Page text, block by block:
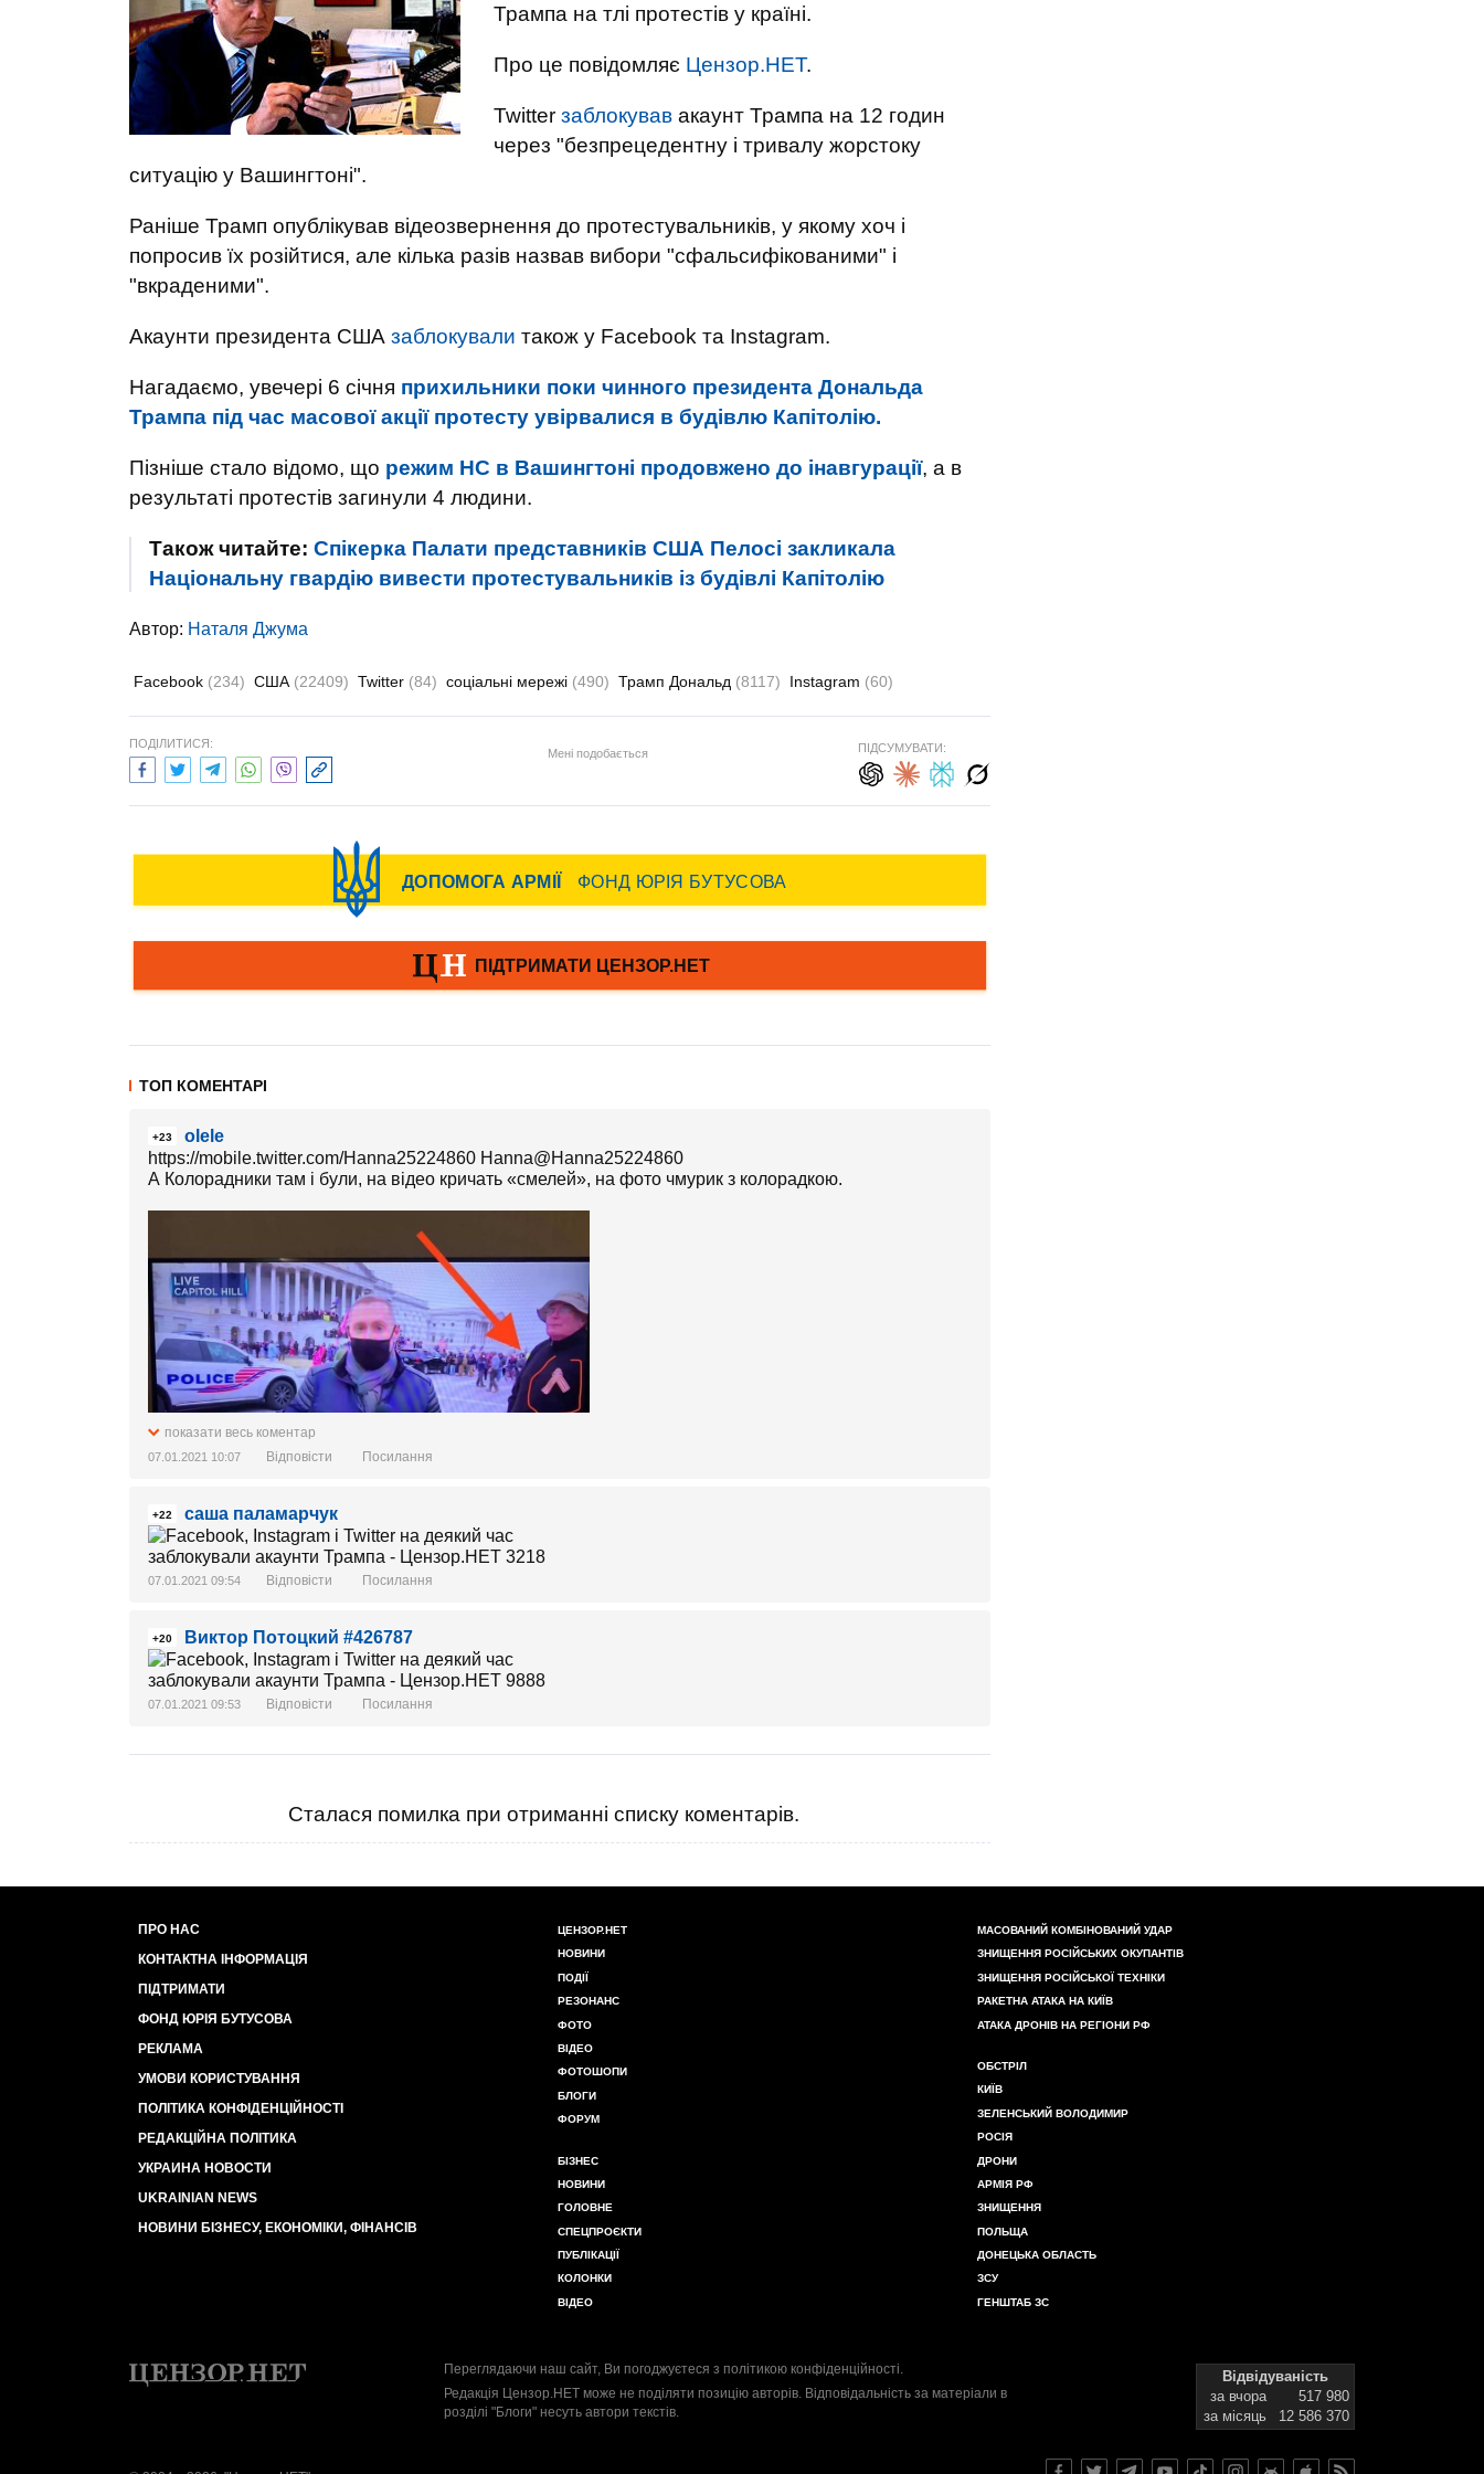
Трампа на тлі протестів у країні.
Про це повідомляє Цензор.НЕТ.
Twitter заблокував акаунт Трампа на 12 годин
через "безпрецедентну і тривалу жорстоку
ситуацію у Вашингтоні".
Раніше Трамп опублікував відеозвернення до протестувальників, у якому хоч і
попросив їх розійтися, але кілька разів назвав вибори "сфальсифікованими" і
"вкраденими".
Акаунти президента США заблокували також у Facebook та Instagram.
Нагадаємо, увечері 6 січня прихильники поки чинного президента Дональда
Трампа під час масової акції протесту увірвалися в будівлю Капітолію.
Пізніше стало відомо, що режим НС в Вашингтоні продовжено до інавгурації, а в
результаті протестів загинули 4 людини.
Також читайте: Спікерка Палати представників США Пелосі закликала
Національну гвардію вивести протестувальників із будівлі Капітолію
Автор: Наталя Джума
Facebook (234) США (22409) Twitter (84) соціальні мережі (490) Трамп Дональд (8117) Instagram (60)
ПОДІЛИТИСЯ:
Мені подобається ПІДСУМУВАТИ:
ТОП КОМЕНТАРІ
+23
olele
https://mobile.twitter.com/Hanna25224860 Hanna@Hanna25224860
А Колорадники там і були, на відео кричать «смелей», на фото чмурик з колорадкою.
показати весь коментар
07.01.2021 10:07 Відповісти Посилання
+22 саша паламарчук
07.01.2021 09:54 Відповісти Посилання
+20 Виктор Потоцкий #426787
07.01.2021 09:53 Відповісти Посилання
Сталася помилка при отриманні списку коментарів.
ПРО НАС
КОНТАКТНА ІНФОРМАЦІЯ
ПІДТРИМАТИ
ФОНД ЮРІЯ БУТУСОВА
РЕКЛАМА
УМОВИ КОРИСТУВАННЯ
ПОЛІТИКА КОНФІДЕНЦІЙНОСТІ
РЕДАКЦІЙНА ПОЛІТИКА
УКРАИНА НОВОСТИ
UKRAINIAN NEWS
НОВИНИ БІЗНЕСУ, ЕКОНОМІКИ, ФІНАНСІВ
ЦЕНЗОР.НЕТ
НОВИНИ
ПОДІЇ
РЕЗОНАНС
ФОТО
ВІДЕО
ФОТОШОПИ
БЛОГИ
ФОРУМ
БІЗНЕС
НОВИНИ
ГОЛОВНЕ
СПЕЦПРОЄКТИ
ПУБЛІКАЦІЇ
КОЛОНКИ
ВІДЕО
МАСОВАНИЙ КОМБІНОВАНИЙ УДАР
ЗНИЩЕННЯ РОСІЙСЬКИХ ОКУПАНТІВ
ЗНИЩЕННЯ РОСІЙСЬКОЇ ТЕХНІКИ
РАКЕТНА АТАКА НА КИЇВ
АТАКА ДРОНІВ НА РЕГІОНИ РФ
ОБСТРІЛ
КИЇВ
ЗЕЛЕНСЬКИЙ ВОЛОДИМИР
РОСІЯ
ДРОНИ
АРМІЯ РФ
ЗНИЩЕННЯ
ПОЛЬЩА
ДОНЕЦЬКА ОБЛАСТЬ
ЗСУ
ГЕНШТАБ ЗС
Переглядаючи наш сайт, Ви погоджуєтеся з політикою конфіденційності.
Редакція Цензор.НЕТ може не поділяти позицію авторів. Відповідальність за матеріали в
розділі "Блоги" несуть автори текстів.
Відвідуваність
за вчора
517 980
за місяць
12 586 370